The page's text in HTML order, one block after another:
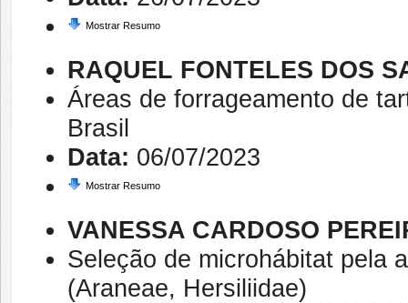
Mostrar Resumo
RAQUEL FONTELES DOS
Áreas de forrageamento de
Brasil
Data: 06/07/2023
Mostrar Resumo
VANESSA CARDOSO
Seleção de microhábitat pela
(Araneae, Hersiliidae)